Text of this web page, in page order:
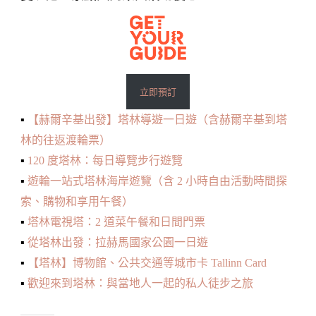
立即預訂
▪️
【赫爾辛基出發】塔林導遊一日遊（含赫爾辛基到塔
林的往返渡輪票）
▪️ 120 度塔林：每日導覽步行遊覽
▪️ 遊輪一站式塔林海岸遊覽（含 2 小時自由活動時間探
索、購物和享用午餐）
▪️ 塔林電視塔：2 道菜午餐和日間門票
▪️ 從塔林出發：拉赫馬國家公園一日遊
▪️
【塔林】博物館、公共交通等城市卡 Tallinn Card
▪️ 歡迎來到塔林：與當地人一起的私人徒步之旅